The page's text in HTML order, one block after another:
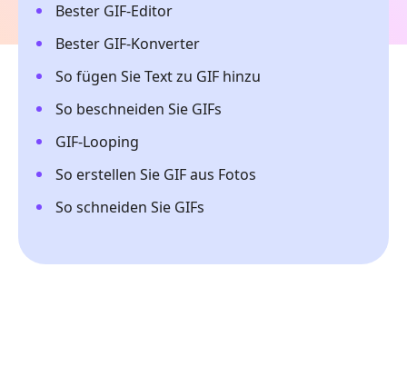
Bester GIF-Editor
Bester GIF-Konverter
So fügen Sie Text zu GIF hinzu
So beschneiden Sie GIFs
GIF-Looping
So erstellen Sie GIF aus Fotos
So schneiden Sie GIFs